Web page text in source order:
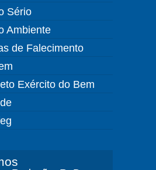
Sério
Ambiente
de Falecimento
Exército do Bem